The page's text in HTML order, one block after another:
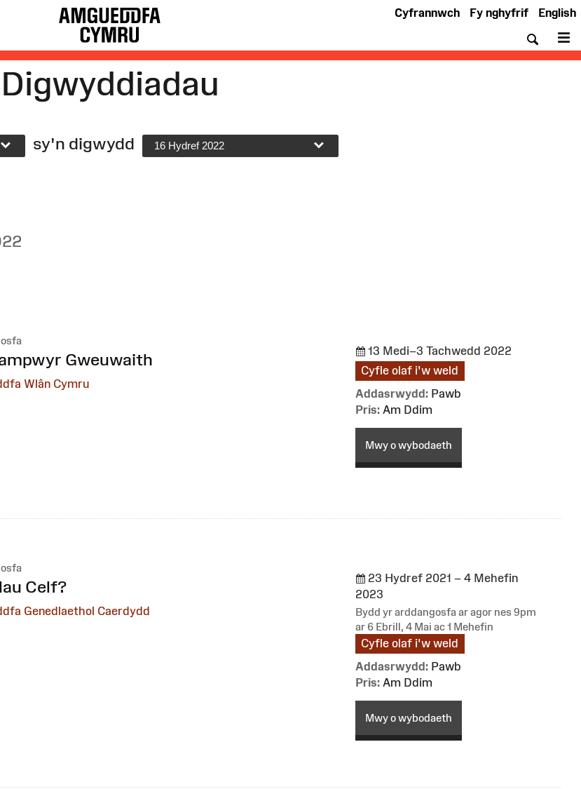
English
Fy nghyfrif
Cyfrannwch
Digwyddiadau
sy'n digwydd 16 Hydref 2022
Gweuwaith
Wlân Cymru
13 Medi–3 Tachwedd 2022
Cyfle olaf i'w weld
Addasrwydd: Pawb
Pris: Am Ddim
Mwy o wybodaeth
Celf?
Genedlaethol Caerdydd
23 Hydref 2021 – 4 Mehefin
2023
Bydd yr arddangosfa ar agor nes 9pm
ar 6 Ebrill, 4 Mai ac 1 Mehefin
Cyfle olaf i'w weld
Addasrwydd: Pawb
Pris: Am Ddim
Mwy o wybodaeth